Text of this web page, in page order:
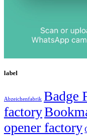
label
Abzeichenfabrik Badge
factory
opener factory